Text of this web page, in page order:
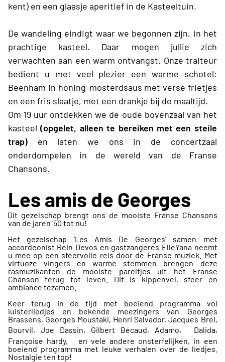
kent) en een glaasje aperitief in de Kasteeltuin.
De wandeling eindigt waar we begonnen zijn, in het
prachtige kasteel. Daar mogen jullie zich
verwachten aan een warm ontvangst. Onze traiteur
bedient u met veel plezier een warme schotel:
Beenham in honing-mosterdsaus met verse frietjes
en een fris slaatje, met een drankje bij de maaltijd.
Om 19 uur ontdekken we de oude bovenzaal van het
kasteel(opgelet, alleen te bereiken met een steile
trap) en laten we ons in de concertzaal
onderdompelen in de wereld van de Franse
Chansons.
Les amis de Georges
Dit gezelschap brengt ons de mooiste Franse Chansons
van de jaren ‘50 tot nu!
Het gezelschap ‘Les Amis De Georges’ samen met
accordeonist Rein Devos en gastzangeres ElleYana neemt
u mee op een sfeervolle reis door de Franse muziek. Met
virtuoze vingers en warme stemmen brengen deze
rasmuzikanten de mooiste pareltjes uit het Franse
Chanson terug tot leven. Dit is kippenvel, sfeer en
ambiance tezamen.
Keer terug in de tijd met boeiend programma vol
luisterliedjes en bekende meezingers van Georges
Brassens, Georges Moustaki, Henri Salvador, Jacques Brel,
Bourvil, Joe Dassin, Gilbert Bécaud, Adamo,
Dalida,
Françoise hardy, en vele andere onsterfelijken, in een
boeiend programma met leuke verhalen over de liedjes.
Nostalgie ten top!